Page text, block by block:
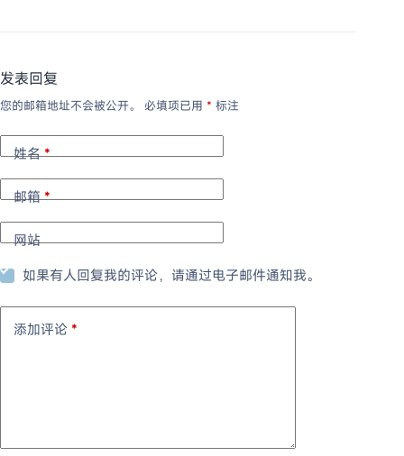
发表回复
您的邮箱地址不会被公开。 必填项已用 * 标注
姓名*
邮箱*
网站
如果有人回复我的评论，请通过电子邮件通知我。
添加评论 *